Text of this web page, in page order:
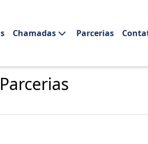
Chamadas Parcerias
Parcerias